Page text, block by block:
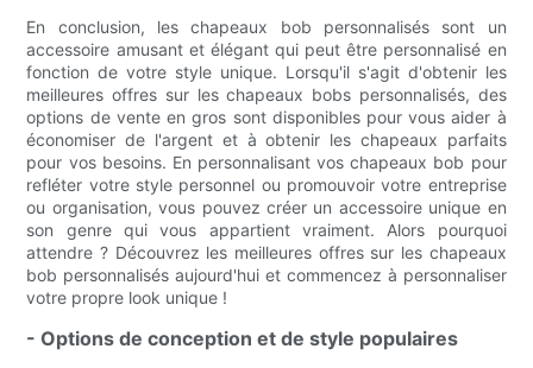
En conclusion, les chapeaux bob personnalisés sont un
accessoire amusant et élégant qui peut être personnalisé en
fonction de votre style unique. Lorsqu'il s'agit d'obtenir les
meilleures offres sur les chapeaux bobs personnalisés, des
options de vente en gros sont disponibles pour vous aider à
économiser de l'argent et à obtenir les chapeaux parfaits
pour vos besoins. En personnalisant vos chapeaux bob pour
refléter votre style personnel ou promouvoir votre entreprise
ou organisation, vous pouvez créer un accessoire unique en
son genre qui vous appartient vraiment. Alors pourquoi
attendre ? Découvrez les meilleures offres sur les chapeaux
bob personnalisés aujourd'hui et commencez à personnaliser
votre propre look unique !
- Options de conception et de style populaires